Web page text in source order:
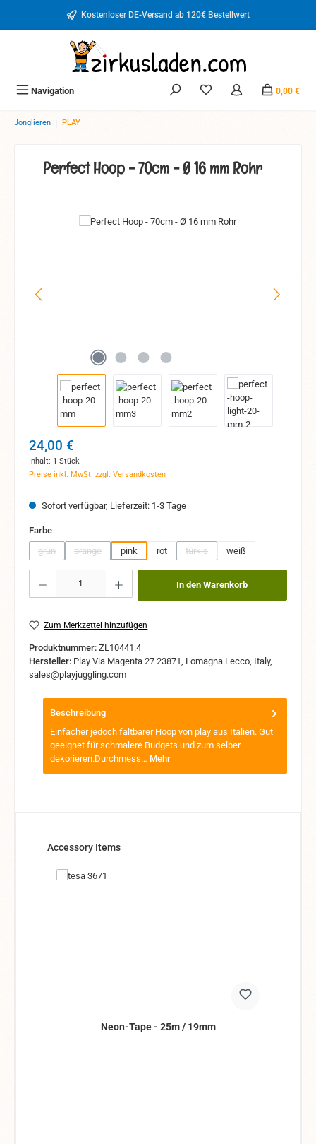
Zum Hauptinhalt springenKostenloser DE-Versand ab 120€ Bestellwert
Navigation Du hast 0 Produkte auf
0,00 €
Jonglieren | PLAY
Perfect Hoop - 70cm - Ø 16 mm Rohr
Bildergalerie überspringen
Regulärer Preis:
24,00 €
Inhalt: 1 Stück
Preise inkl. MwSt. zzgl. Versandkosten
Sofort verfügbar, Lieferzeit: 1-3 Tage
Farbeauswählen
grün
(Diese Option ist zurzeit nicht verfügbar.)
orange
(Diese Option ist zurzeit nicht verfügbar.)
pink rot türkis
(Diese Option ist zurzeit nicht
weiß
In den Warenkorb
Zum Merkzettel hinzufügen
Produktnummer: ZL10441.4
Hersteller: Play Via Magenta 27 23871, Lomagna Lecco, Italy,
sales@playjuggling.com
Beschreibung
Einfacher jedoch faltbarer Hoop von play aus Italien. Gut
geeignet für schmalere Budgets und zum selber
dekorieren.Durchmess… Mehr
Produktgalerie überspringen
Accessory Items
Neon-Tape - 25m / 19mm